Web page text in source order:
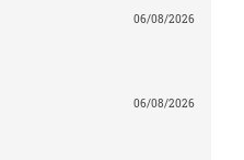
06/08/2026
06/08/2026